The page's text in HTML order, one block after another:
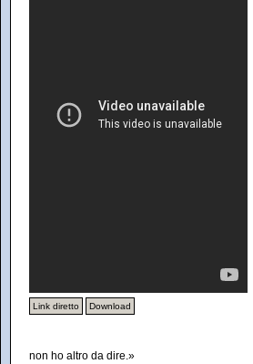
Link diretto Download
non ho altro da dire.»